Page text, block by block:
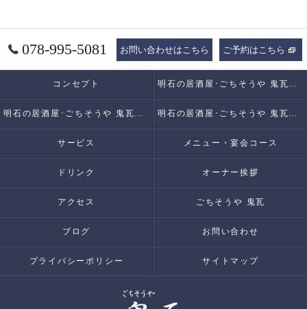
078-995-5081 お問い合わせはこちら ご予約はこちら
コンセプト 明石の居酒屋･ごちそうや 鬼瓦の口コミ情報
明石の居酒屋･ごちそうや 鬼瓦の評判 明石の居酒屋･ごちそうや 鬼瓦のお客様の声
サービス メニュー・宴会コース
ドリンク オーナー挨拶
アクセス ごちそうや 鬼瓦
ブログ お問い合わせ
プライバシーポリシー サイトマップ